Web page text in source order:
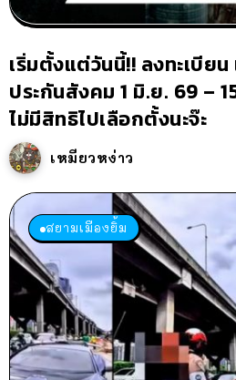
เริ่มตั้งแต่วันนี้!! ลงทะเบีย
ประกันสังคม 1 มิ.ย. 69 –
ไม่มีสิทธิไปเลือกตั้งนะจ๊ะ
เหมียวหง่าว
สยามเมืองยิ้ม